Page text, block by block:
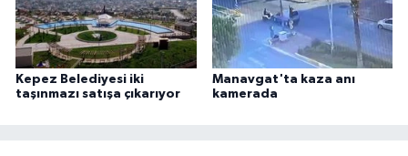
Kepez Belediyesi iki
taşınmazı satışa çıkarıyor
Manavgat'ta kaza anı
kamerada